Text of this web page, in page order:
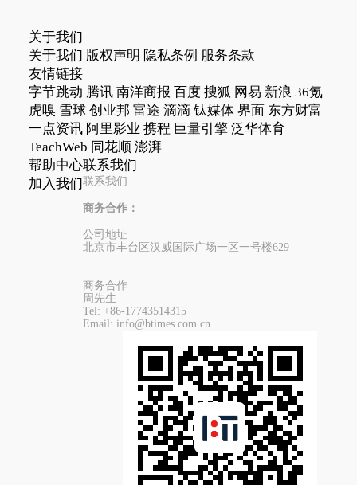
关于我们
关于我们 版权声明 隐私条例 服务条款
友情链接
字节跳动 腾讯 南洋商报 百度 搜狐 网易 新浪 36氪
虎嗅 雪球 创业邦 富途 滴滴 钛媒体 界面 东方财富
一点资讯 阿里影业 携程 巨量引擎 泛华体育
TeachWeb 同花顺 澎湃
帮助中心
加入我们
联系我们
联系我们
商务合作：
公司地址
北京市丰台区汉威国际广场一区一号楼629
商务合作
周先生
Tel: +86-17743514315
Email: info@btimes.com.cn